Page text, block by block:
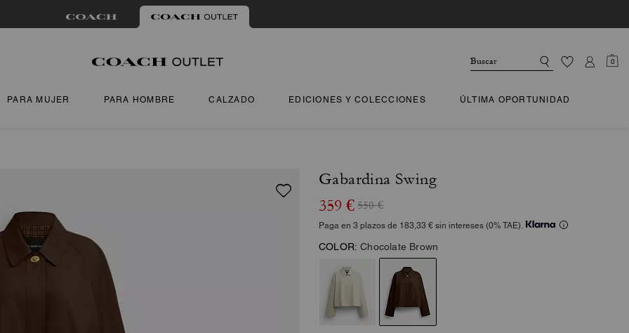
0
PARA MUJER PARA HOMBRE CALZADO EDICIONES Y COLECCIONES ÚLTIMA OPORTUNIDAD
Gabardina Swing
359 € 550 €
Paga en 3 plazos de 183,33 € sin intereses (0% TAE).
COLOR: Chocolate Brown